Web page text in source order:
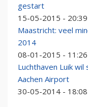
gestart
15-05-2015 - 20:39
Maastricht: veel
2014
08-01-2015 - 11:26
Luchthaven Luik
Aachen Airport
30-05-2014 - 18:08